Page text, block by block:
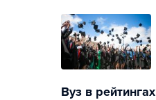
Вуз в рейтингах